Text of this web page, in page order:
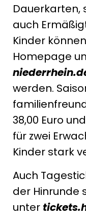
Dauerkarten,
auch
Kinder
Homepage
werden.
38,00 Euro
für zwei
Kinder stark
Auch
der Hinrunde
unter